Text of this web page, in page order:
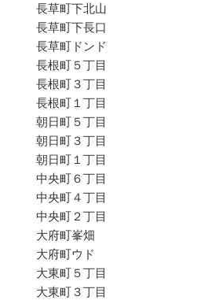
長草町下北山
長草町下長口
長草町ドンド
長根町５丁目
長根町３丁目
長根町１丁目
朝日町５丁目
朝日町３丁目
朝日町１丁目
中央町６丁目
中央町４丁目
中央町２丁目
大府町峯畑
大府町ウド
大東町５丁目
大東町３丁目